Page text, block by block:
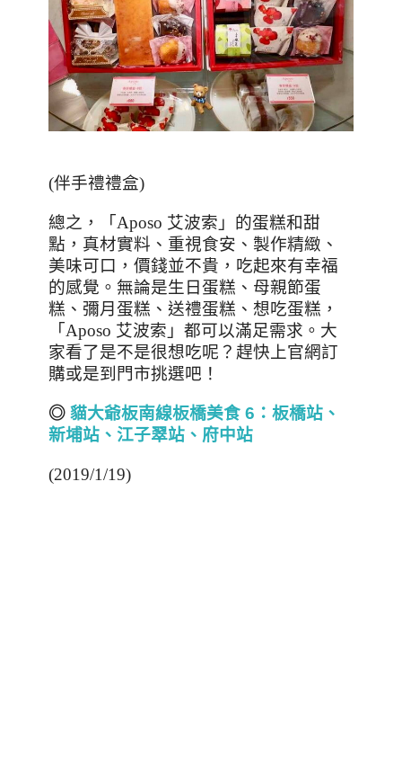
(伴手禮禮盒)
總之，「Aposo 艾波索」的蛋糕和甜
點，真材實料、重視食安、製作精緻、
美味可口，價錢並不貴，吃起來有幸福
的感覺。無論是生日蛋糕、母親節蛋
糕、彌月蛋糕、送禮蛋糕、想吃蛋糕，
「Aposo 艾波索」都可以滿足需求。大
家看了是不是很想吃呢？趕快上官網訂
購或是到門市挑選吧！
◎ 貓大爺板南線板橋美食 6 ：板橋站、
新埔站、江子翠站、府中站
(2019/1/19)